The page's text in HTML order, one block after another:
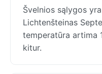
Švelnios sąlygos
Lichtenšteinas
temperatūra artima
kitur.